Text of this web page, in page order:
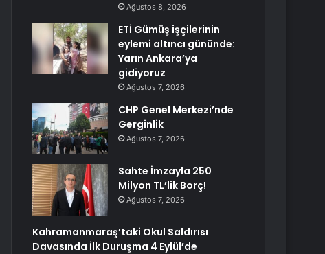
Ağustos 8, 2026
ETİ Gümüş işçilerinin
eylemi altıncı gününde:
Yarın Ankara’ya
gidiyoruz
Ağustos 7, 2026
CHP Genel Merkezi’nde
Gerginlik
Ağustos 7, 2026
Sahte İmzayla 250
Milyon TL’lik Borç!
Ağustos 7, 2026
Kahramanmaraş’taki Okul Saldırısı
Davasında İlk Duruşma 4 Eylül’de